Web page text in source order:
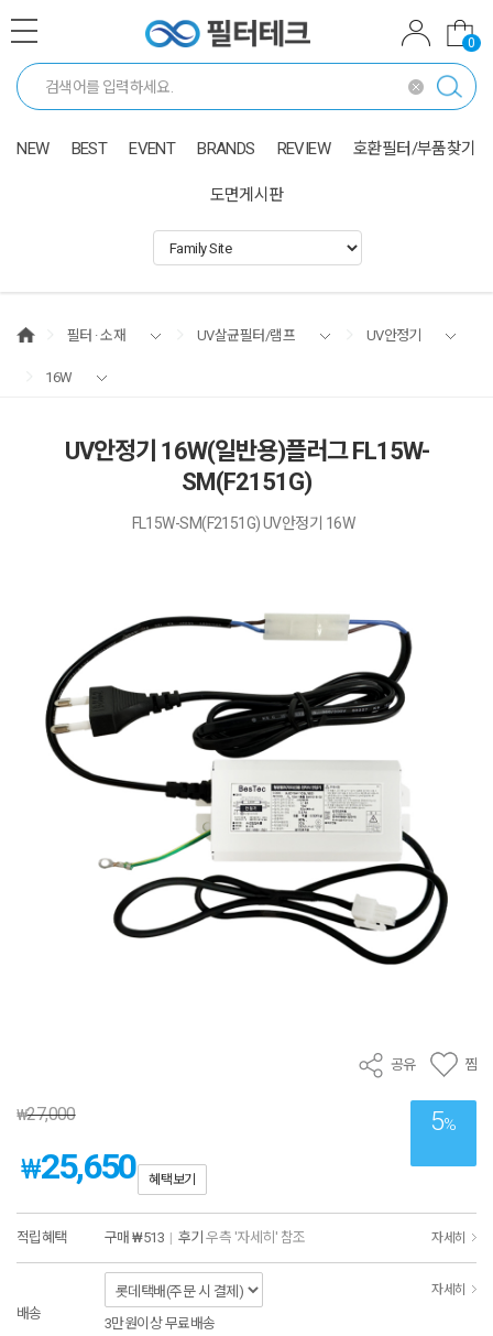
0
NEW BEST EVENT BRANDS REVIEW 호환필터/부품찾기
도면게시판
필터 · 소재 UV살균필터/램프 UV안정기
16W
UV안정기 16W(일반용)플러그 FL15W-
SM(F2151G)
FL15W-SM(F2151G) UV안정기 16W
공유 찜
5%
₩27,000
₩25,650 혜택보기
적립혜택 구매 ₩513 | 후기 우측 '자세히' 참조 자세히
배송
자세히
3만원이상 무료배송